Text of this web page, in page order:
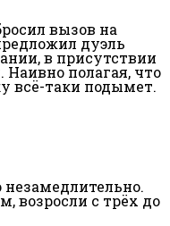
вызов на
дуэль
в присутствии
полагая, что
всё-таки подымет.
незамедлительно.
возросли с трёх до